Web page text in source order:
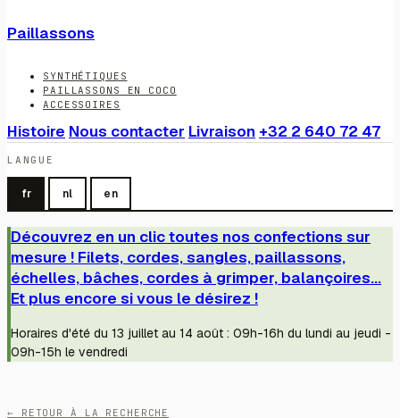
Paillassons
SYNTHÉTIQUES
PAILLASSONS EN COCO
ACCESSOIRES
Histoire Nous contacter Livraison +32 2 640 72 47
LANGUE
fr nl en
Découvrez en un clic toutes nos confections sur
mesure ! Filets, cordes, sangles, paillassons,
échelles, bâches, cordes à grimper, balançoires...
Et plus encore si vous le désirez !
Horaires d'été du 13 juillet au 14 août : 09h-16h du lundi au jeudi -
09h-15h le vendredi
← RETOUR À LA RECHERCHE